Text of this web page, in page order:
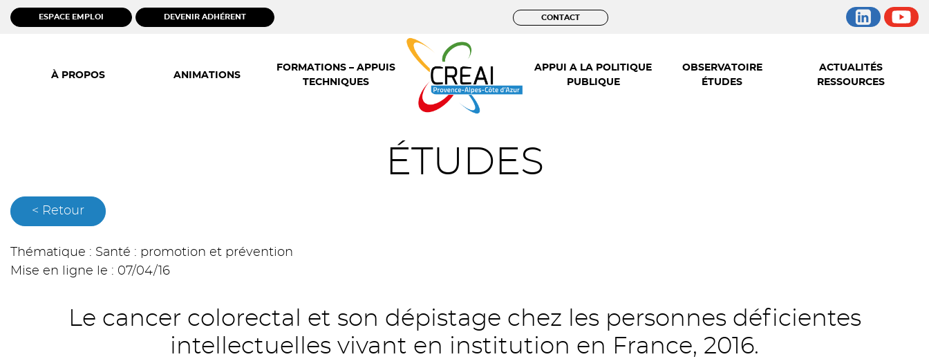
ESPACE EMPLOI DEVENIR ADHÉRENT CONTACT
À PROPOS ANIMATIONS
FORMATIONS – APPUIS
TECHNIQUES
APPUI A LA POLITIQUE
PUBLIQUE
OBSERVATOIRE
ÉTUDES
ACTUALITÉS
RESSOURCES
ÉTUDES
< Retour
Thématique : Santé : promotion et prévention
Mise en ligne le : 07/04/16
Le cancer colorectal et son dépistage chez les personnes déficientes
intellectuelles vivant en institution en France, 2016.